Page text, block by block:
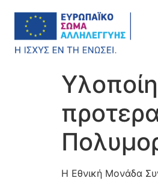
Η Εθνική Μονάδα